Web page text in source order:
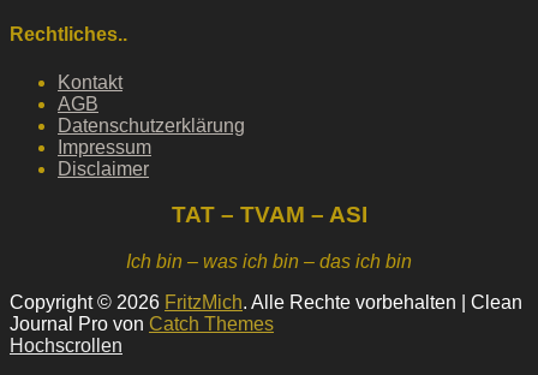
Rechtliches..
Kontakt
AGB
Datenschutzerklärung
Impressum
Disclaimer
TAT – TVAM – ASI
Ich bin – was ich bin – das ich bin
Copyright © 2026 FritzMich. Alle Rechte vorbehalten | Clean
Journal Pro von Catch Themes
Hochscrollen